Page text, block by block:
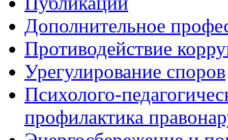
Дополнительное
Противодействие
Урегулирование споров
Психолого-
профилактика